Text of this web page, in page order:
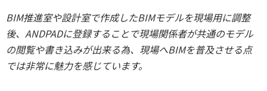
BIM推進室や設計室で作成したBIMモデルを現場用に調整
後、ANDPADに登録することで現場関係者が共通のモデル
の閲覧や書き込みが出来る為、現場へBIMを普及させる点
では非常に魅力を感じています。